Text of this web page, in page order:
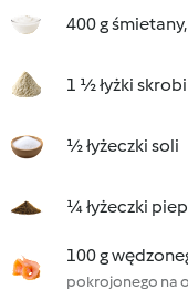
400 g
1 ½ łyżki
½ łyżeczki soli
¼ łyżeczki
100 g
pokrojonego na